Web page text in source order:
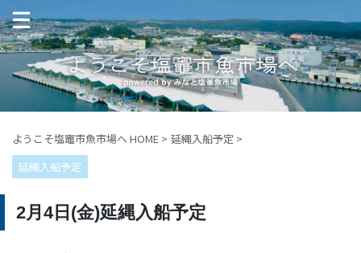
ようこそ塩竈市魚市場へ HOME > 延縄入船予定 >
延縄入船予定
2月4日(金)延縄入船予定